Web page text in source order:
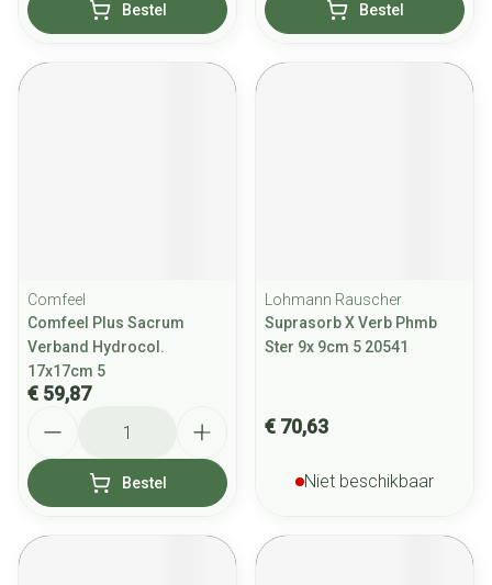
Bestel Bestel
Comfeel
Comfeel Plus Sacrum
Verband Hydrocol.
17x17cm 5
€ 59,87
Bestel
Lohmann Rauscher
Suprasorb X Verb Phmb
Ster 9x 9cm 5 20541
€ 70,63
Niet beschikbaar